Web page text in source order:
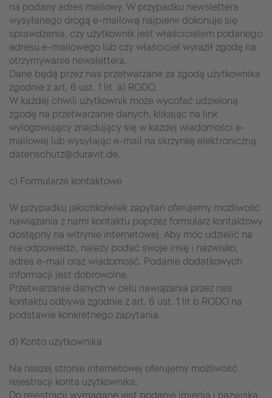
na podany adres mailowy. W przypadku newslettera
wysyłanego drogą e-mailową najpierw dokonuje się
sprawdzenia, czy użytkownik jest właścicielem podanego
adresu e-mailowego lub czy właściciel wyraził zgodę na
otrzymywanie newslettera.
Dane będą przez nas przetwarzane za zgodą użytkownika
zgodnie z art. 6 ust. 1 lit. a) RODO.
W każdej chwili użytkownik może wycofać udzieloną
zgodę na przetwarzanie danych, klikając na link
wylogowujący znajdujący się w każdej wiadomości e-
mailowej lub wysyłając e-mail na skrzynkę elektroniczną
datenschutz@duravit.de.
c) Formularze kontaktowe
W przypadku jakichkolwiek zapytań oferujemy możliwość
nawiązania z nami kontaktu poprzez formularz kontaktowy
dostępny na witrynie internetowej. Aby móc udzielić na
nie odpowiedzi, należy podać swoje imię i nazwisko,
adres e-mail oraz wiadomość. Podanie dodatkowych
informacji jest dobrowolne.
Przetwarzanie danych w celu nawiązania przez nas
kontaktu odbywa zgodnie z art. 6 ust. 1 lit b RODO na
podstawie konkretnego zapytania.
d) Konto użytkownika
Na naszej stronie internetowej oferujemy możliwość
rejestracji konta użytkownika.
Do rejestracji wymagane jest podanie imienia i nazwiska,